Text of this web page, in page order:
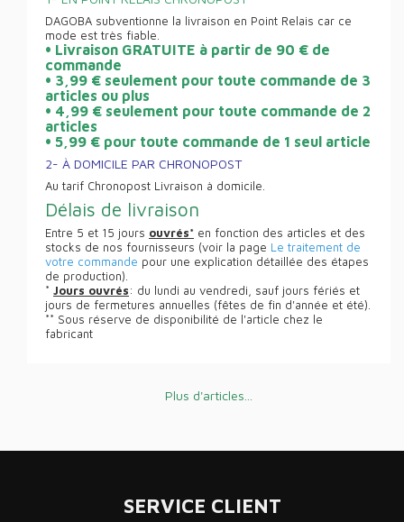
DAGOBA subventionne la livraison en Point Relais car ce
mode est très fiable.
• Livraison GRATUITE à partir de 90 € de
commande
• 3,99 € seulement pour toute commande de 3
articles ou plus
• 4,99 € seulement pour toute commande de 2
articles
• 5,99 € pour toute commande de 1 seul article
2- À DOMICILE PAR CHRONOPOST
Au tarif Chronopost Livraison à domicile.
Délais de livraison
Entre 5 et 15 jours ouvrés* en fonction des articles et des
stocks de nos fournisseurs (voir la page Le traitement de
votre commande pour une explication détaillée des étapes
de production).
* Jours ouvrés: du lundi au vendredi, sauf jours fériés et
jours de fermetures annuelles (fêtes de fin d'année et été).
** Sous réserve de disponibilité de l'article chez le
fabricant
Plus d'articles...
SERVICE CLIENT